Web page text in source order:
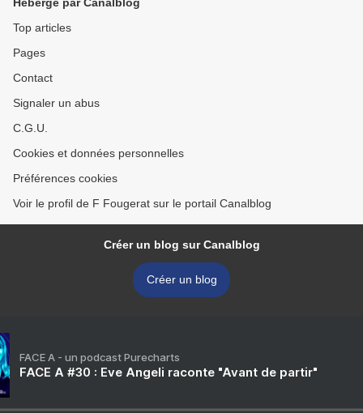
Top articles
Pages
Contact
Signaler un abus
C.G.U.
Cookies et données personnelles
Préférences cookies
Voir le profil de F Fougerat sur le portail Canalblog
Créer un blog sur Canalblog
Créer un blog
FACE A - un podcast Purecharts
FACE A #30 : Eve Angeli raconte "Avant de partir"